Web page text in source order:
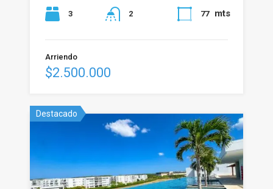
3 2 77 mts
Arriendo
$2.500.000
Destacado